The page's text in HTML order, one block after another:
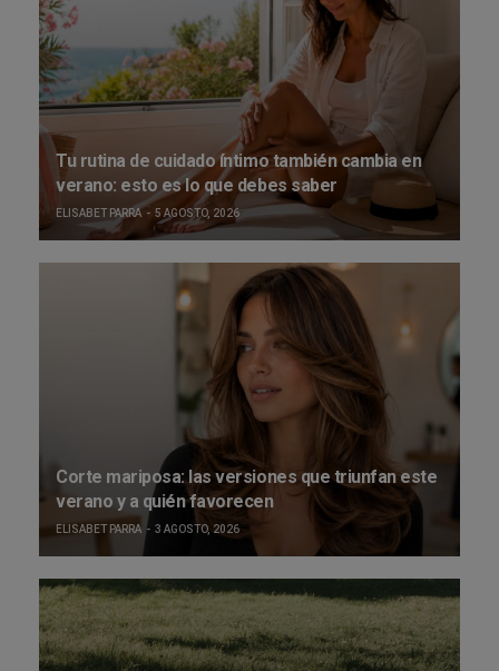
Tu rutina de cuidado íntimo también cambia en
verano: esto es lo que debes saber
ELISABET PARRA 5 AGOSTO, 2026
Corte mariposa: las versiones que triunfan este
verano y a quién favorecen
ELISABET PARRA 3 AGOSTO, 2026